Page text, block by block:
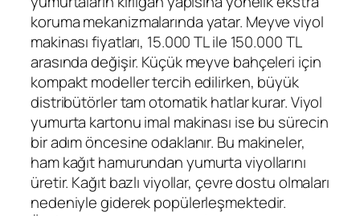
koruma mekanizmalarında yatar. Meyve viyol
makinası fiyatları, 15.000 TL ile 150.000 TL
arasında değişir. Küçük meyve bahçeleri için
kompakt modeller tercih edilirken, büyük
distribütörler tam otomatik hatlar kurar. Viyol
yumurta kartonu imal makinası ise bu sürecin
bir adım öncesine odaklanır. Bu makineler,
ham kağıt hamurundan yumurta viyollarını
üretir. Kağıt bazlı viyollar, çevre dostu olmaları
nedeniyle giderek popülerleşmektedir.